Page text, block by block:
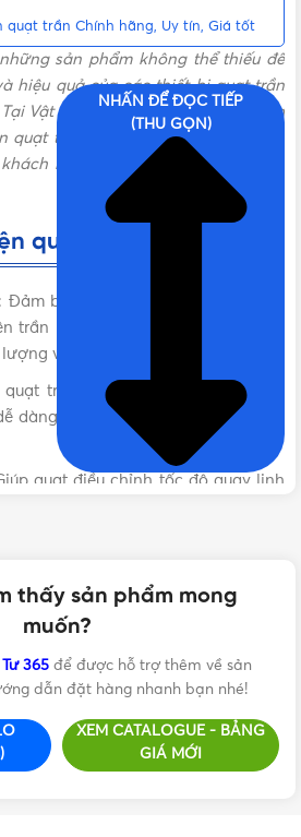
quạt trần Chính hãng, Uy tín, Giá tốt
sản phẩm không thể thiếu để
hiệu quả của các thiết bị quạt trần
Vật Tư 365, chúng tôi cung cấp đa
quạt trần chất lượng, đáp ứng mọi
hàng, từ hộ gia đình đến các
quạt trần phổ biến
Đảm bảo độ chắc chắn và an toàn
trần nhà. Sản phẩm được thiết kế
và lực quay của quạt.
quạt trần: Tiện lợi và hiện đại, cho
dàng điều chỉnh tốc độ và chế độ
quạt điều chỉnh tốc độ quay linh
Vật Tư 365
định chất lượng nghiêm ngặt, đảm
sử dụng lâu dài.
quạt trần chính hãng tại Vật Tư 365
tranh. Liên hệ ngay với chúng tôi
NHẤN ĐỂ ĐỌC TIẾP
(THU GỌN)
thấy sản phẩm mong
muốn?
365để được hỗ trợ thêm về sản
dẫn đặt hàng nhanh bạn nhé!
XEM CATALOGUE - BẢNG
GIÁ MỚI